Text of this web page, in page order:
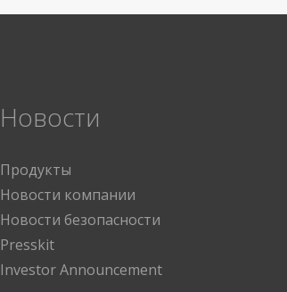
Новости
Продукты
Новости компании
Новости безопасности
Presskit
Investor Announcement